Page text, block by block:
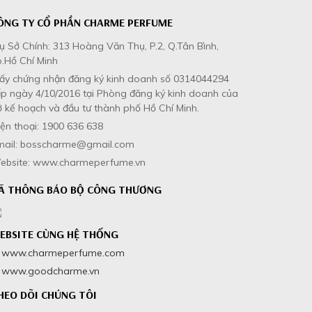
TY CỔ PHẦN CHARME PERFUME
Sở Chính: 313 Hoàng Văn Thụ, P.2, Q.Tân Bình,
Chí Minh
chứng nhận đăng ký kinh doanh số 0314044294
ngày 4/10/2016 tại Phòng đăng ký kinh doanh của
kế hoạch và đầu tư thành phố Hồ Chí Minh.
thoại: 1900 636 638
bosscharme@gmail.com
www.charmeperfume.vn
THÔNG BÁO BỘ CÔNG THƯƠNG
CÙNG HỆ THỐNG
DÕI CHÚNG TÔI